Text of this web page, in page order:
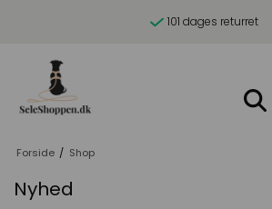
101 dages returret
Forside / Shop
Nyhed